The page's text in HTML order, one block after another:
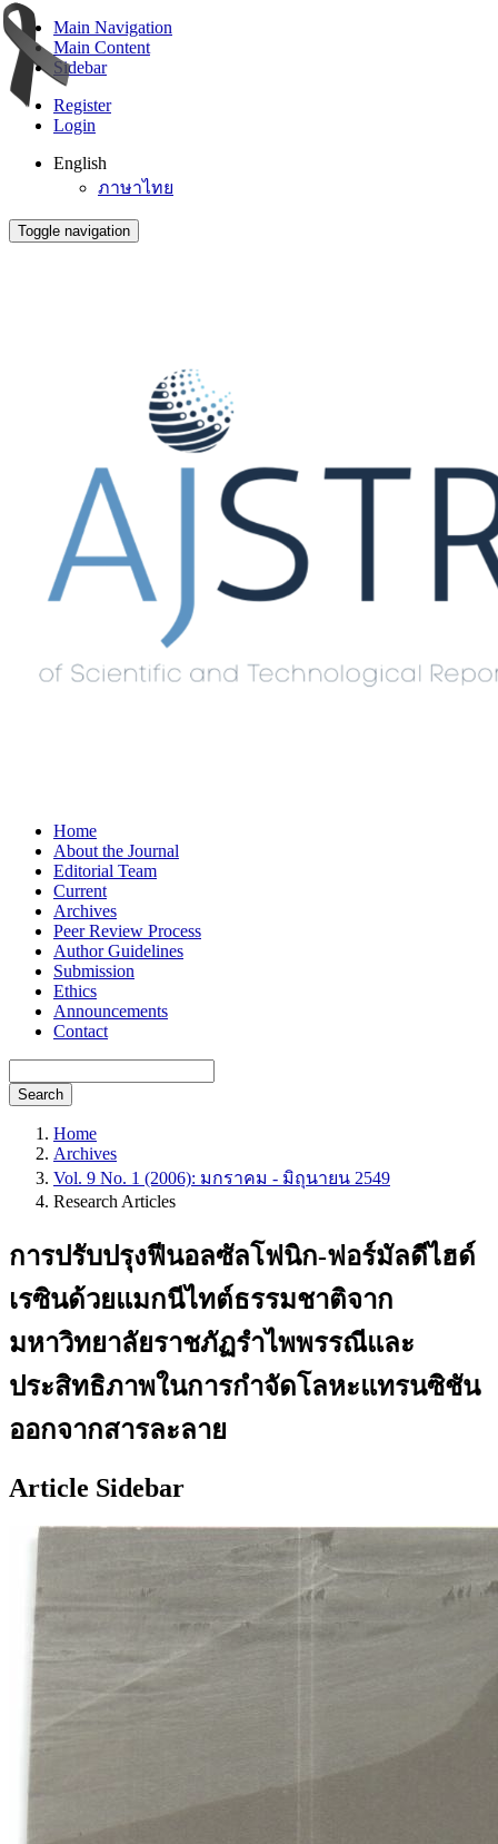
Main Navigation
Main Content
Sidebar
Register
Login
English
ภาษาไทย
Toggle navigation
Home
About the Journal
Editorial Team
Current
Archives
Peer Review Process
Author Guidelines
Submission
Ethics
Announcements
Contact
Search
Home
Archives
Vol. 9 No. 1 (2006): มกราคม - มิถุนายน 2549
Research Articles
การปรับปรุงฟีนอลซัลโฟนิก-ฟอร์มัลดีไฮด์
เรซินด้วยแมกนีไทต์ธรรมชาติจาก
มหาวิทยาลัยราชภัฏรำไพพรรณีและ
ประสิทธิภาพในการกำจัดโลหะแทรนซิชัน
ออกจากสารละลาย
Article Sidebar